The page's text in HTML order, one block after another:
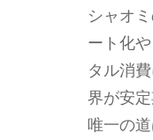
シャオ
ート化
タル消
界が安
唯一の